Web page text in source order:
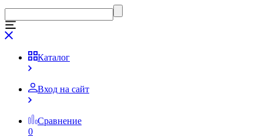
Каталог
Вход на сайт
Сравнение
0